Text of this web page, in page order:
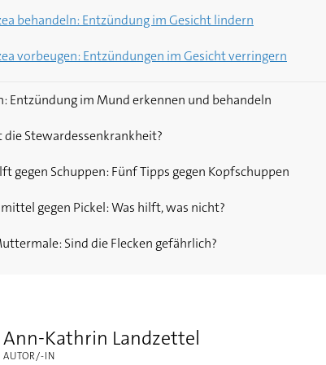
Rücken: Was hilft gegen "Bacne"?
am Po: Ursache und Behandlung
genitalis: Ursachen, Symptome und Behandlung
gegen Herpes: Vier Tipps
behandeln: Entzündung im Gesicht lindern
vorbeugen: Entzündungen im Gesicht verringern
Entzündung im Mund erkennen und behandeln
die Stewardessenkrankheit?
gegen Schuppen: Fünf Tipps gegen Kopfschuppen
gegen Pickel: Was hilft, was nicht?
Sind die Flecken gefährlich?
Ann-Kathrin Landzettel
AUTOR/-IN